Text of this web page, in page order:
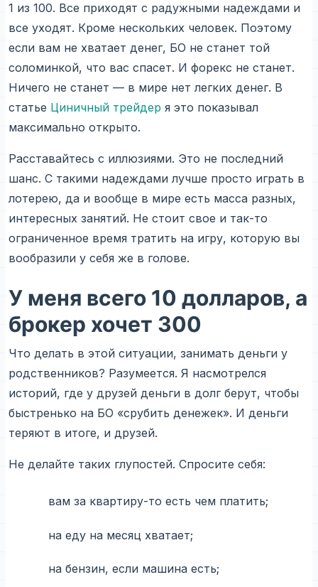
1 из 100. Все приходят с радужными надеждами и
все уходят. Кроме нескольких человек. Поэтому
если вам не хватает денег, БО не станет той
соломинкой, что вас спасет. И форекс не станет.
Ничего не станет — в мире нет легких денег. В
статье Циничный трейдер я это показывал
максимально открыто.
Расставайтесь с иллюзиями. Это не последний
шанс. С такими надеждами лучше просто играть в
лотерею, да и вообще в мире есть масса разных,
интересных занятий. Не стоит свое и так-то
ограниченное время тратить на игру, которую вы
вообразили у себя же в голове.
У меня всего 10 долларов, а
брокер хочет 300
Что делать в этой ситуации, занимать деньги у
родственников? Разумеется. Я насмотрелся
историй, где у друзей деньги в долг берут, чтобы
быстренько на БО «срубить денежек». И деньги
теряют в итоге, и друзей.
Не делайте таких глупостей. Спросите себя:
вам за квартиру-то есть чем платить;
на еду на месяц хватает;
на бензин, если машина есть;